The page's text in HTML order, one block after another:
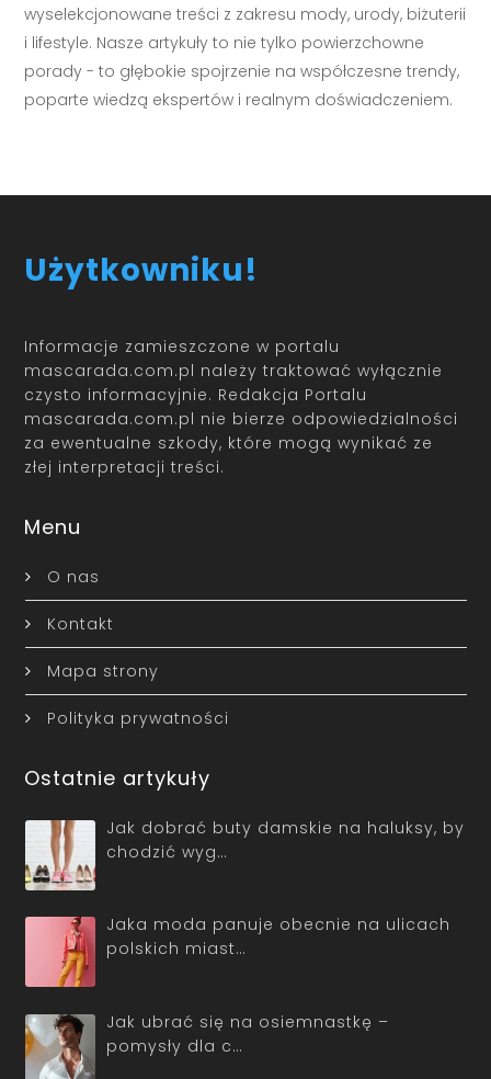
wyselekcjonowane treści z zakresu mody, urody, biżuterii
i lifestyle. Nasze artykuły to nie tylko powierzchowne
porady - to głębokie spojrzenie na współczesne trendy,
poparte wiedzą ekspertów i realnym doświadczeniem.
Użytkowniku!
Informacje zamieszczone w portalu
mascarada.com.pl należy traktować wyłącznie
czysto informacyjnie. Redakcja Portalu
mascarada.com.pl nie bierze odpowiedzialności
za ewentualne szkody, które mogą wynikać ze
złej interpretacji treści.
Menu
O nas
Kontakt
Mapa strony
Polityka prywatności
Ostatnie artykuły
Jak dobrać buty damskie na haluksy, by
chodzić wyg…
Jaka moda panuje obecnie na ulicach
polskich miast…
Jak ubrać się na osiemnastkę –
pomysły dla c…